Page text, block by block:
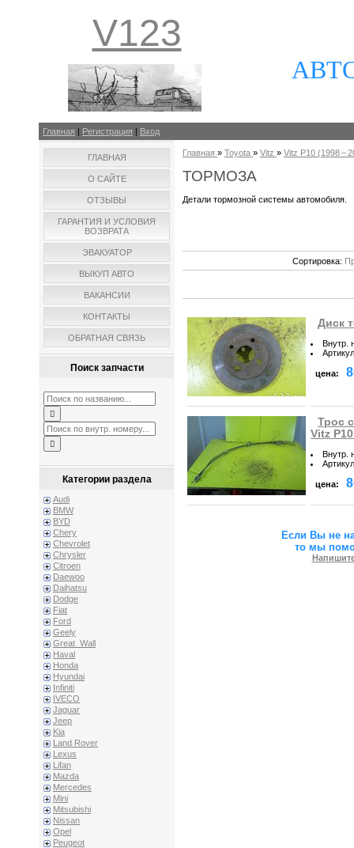
V123
Главная | Регистрация | Вход
ГЛАВНАЯ
О САЙТЕ
ОТЗЫВЫ
ГАРАНТИЯ И УСЛОВИЯ
ВОЗВРАТА
ЭВАКУАТОР
ВЫКУП АВТО
ВАКАНСИИ
КОНТАКТЫ
ОБРАТНАЯ СВЯЗЬ
Поиск запчасти
Категории раздела
Audi
BMW
BYD
Chery
Chevrolet
Chrysler
Citroen
Daewoo
Daihatsu
Dodge
Fiat
Ford
Geely
Great_Wall
Haval
Honda
Hyundai
Infiniti
IVECO
Jaguar
Jeep
Kia
Land Rover
Lexus
Lifan
Mazda
Mercedes
Mini
Mitsubishi
Nissan
Opel
Peugeot
Главная » Toyota » Vitz » Vitz P10 (1998 –
ТОРМОЗА
Детали тормозной системы автомобиля.
Сортировка:
Диск
Внутр.
Артикул
цена:
Трос
Vitz
Внутр.
Артикул
цена:
Если Вы не
то мы